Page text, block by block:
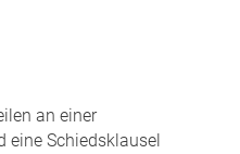
an einer
Schiedsklausel